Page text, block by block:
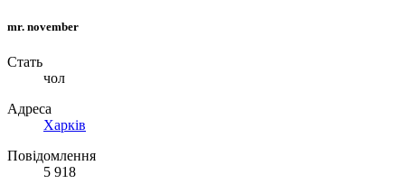
mr. november
Стать
чол
Адреса
Харків
Повідомлення
5 918